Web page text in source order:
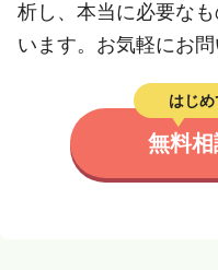
析し、本当に必要な
います。お気軽にお問
はじめ
無料